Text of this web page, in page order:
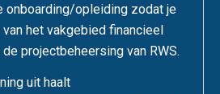
onboarding/opleiding zodat je
het vakgebied financieel
projectbeheersing van RWS.
uit haalt